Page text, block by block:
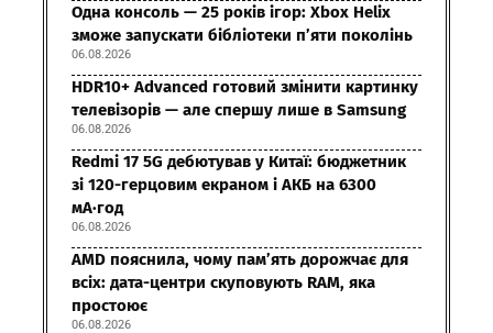
Одна консоль — 25 років ігор: Xbox Helix
зможе запускати бібліотеки п’яти поколінь
06.08.2026
HDR10+ Advanced готовий змінити картинку
телевізорів — але спершу лише в Samsung
06.08.2026
Redmi 17 5G дебютував у Китаї: бюджетник
зі 120-герцовим екраном і АКБ на 6300
мА·год
06.08.2026
AMD пояснила, чому пам’ять дорожчає для
всіх: дата-центри скуповують RAM, яка
простоює
06.08.2026